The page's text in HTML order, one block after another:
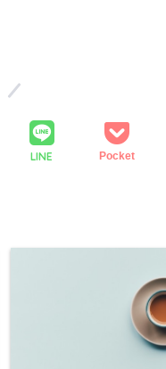
LINE Pocket